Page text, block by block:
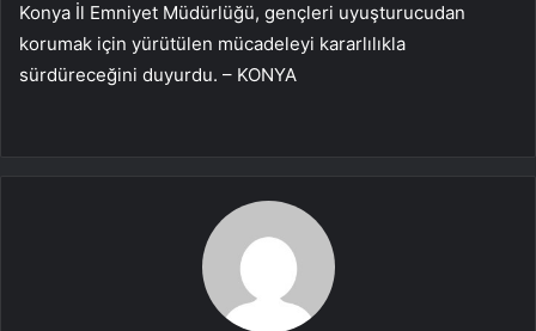
Konya İl Emniyet Müdürlüğü, gençleri uyuşturucudan
korumak için yürütülen mücadeleyi kararlılıkla
sürdüreceğini duyurdu. – KONYA